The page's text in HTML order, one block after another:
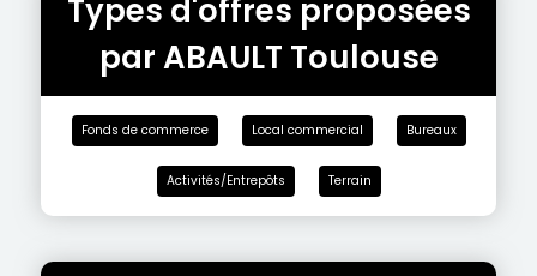
Types d'offres proposées
par ABAULT Toulouse
Fonds de commerce Local commercial Bureaux
Activités/Entrepôts Terrain